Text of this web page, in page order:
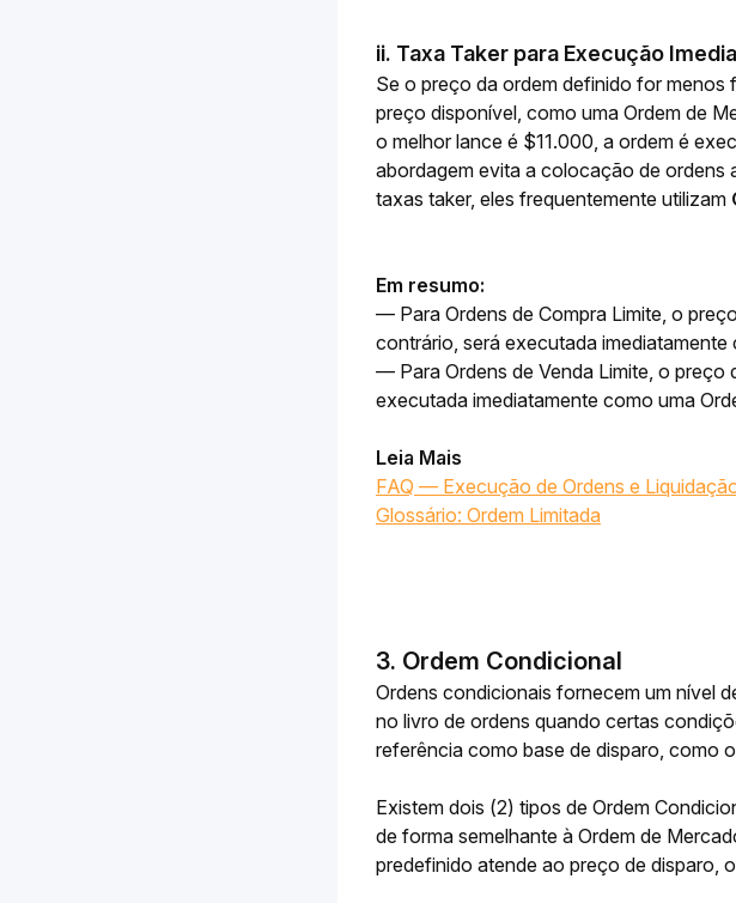
ii. Taxa Taker para Execução
Se o preço da ordem definido for menos
preço disponível, como uma Ordem de
o melhor lance é $11.000, a ordem é
abordagem evita a colocação de ordens
taxas taker, eles frequentemente utilizam
Em resumo:
— Para Ordens de Compra Limite, o
contrário, será executada
— Para Ordens de Venda Limite, o
executada imediatamente como uma
Leia Mais
FAQ — Execução de Ordens e
Glossário: Ordem Limitada
3. Ordem Condicional
Ordens condicionais fornecem um nível
no livro de ordens quando certas
referência como base de disparo, como
Existem dois (2) tipos de Ordem
de forma semelhante à Ordem de
predefinido atende ao preço de disparo,